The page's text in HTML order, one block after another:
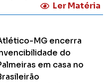
Ler Matéria
MG encerra
do
em casa no